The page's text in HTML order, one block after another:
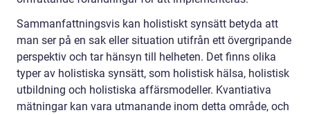
Sammanfattningsvis kan holistiskt synsätt betyda att
man ser på en sak eller situation utifrån ett övergripande
perspektiv och tar hänsyn till helheten. Det finns olika
typer av holistiska synsätt, som holistisk hälsa, holistisk
utbildning och holistiska affärsmodeller. Kvantiativa
mätningar kan vara utmanande inom detta område, och